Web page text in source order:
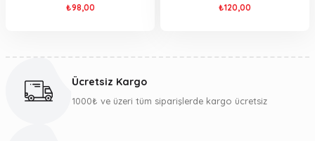
₺98,00 ₺120,00
Ücretsiz Kargo
1000₺ ve üzeri tüm siparişlerde kargo ücretsiz